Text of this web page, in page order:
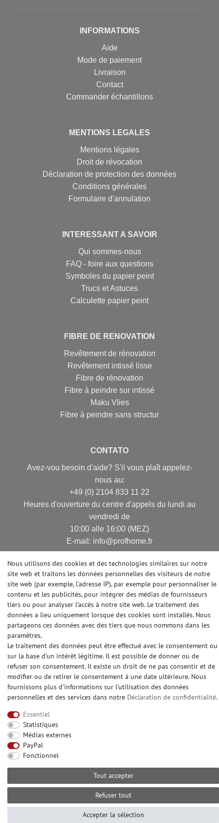
INFORMATIONS
Aide
Mode de paiement
Livraison
Contact
Commander échantillons
MENTIONS LEGALES
Mentions légales
Droit de révocation
Déclaration de protection des données
Conditions générales
Formulaire d'annulation
INTERESSANT A SAVOIR
Qui sommes-nous
FAQ - foire aux questions
Symboles du papier peint
Trucs et Astuces
Calculette papier peint
FIBRE DE RENOVATION
Revêtement de rénovation
Revêtement intissé lisse
Fibre de rénovation
Fibre à peindre sur intissé
Maku Vlies
Fibre à peindre sans structur
CONTATO
Avez-vou besoin d'aide? S'il vous plaît appelez-
nous au:
+49 (0) 2104 833 11 22
Heures d'ouverture du centre d'appels du lundi au
vendredi de
10:00 alle 16:00 (MEZ)
E-mail: info@profhome.fr
MODES DE PAIEMENT
DES MÉDIAS SOCIAUX
© Copyright 2026 | e-Delux GmbH
Nous utilisons des cookies et des technologies similaires sur notre
site web et traitons les données personnelles des visiteurs de notre
site web (par exemple, l'adresse IP), par exemple pour personnaliser le
contenu et les publicités, pour intégrer des médias de fournisseurs
tiers ou pour analyser l'accès à notre site web. Le traitement des
données a lieu uniquement lorsque des cookies sont installés. Nous
partageons ces données avec des tiers que nous nommons dans les
paramètres.
Le traitement des données peut être effectué avec le consentement ou
sur la base d'un intérêt légitime. Il est possible de donner ou de
refuser son consentement. Il existe un droit de ne pas consentir et de
modifier ou de retirer le consentement à une date ultérieure. Nous
fournissons plus d'informations sur l'utilisation des données
personnelles et des services dans notre Déclaration de confidentialité.
Essentiel
Statistiques
Médias externes
PayPal
Fonctionnel
Tout accepter
Refuser tout
Accepter la sélection